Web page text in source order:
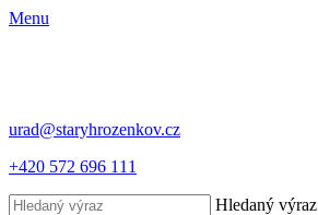
Menu
urad@staryhrozenkov.cz
+420 572 696 111
Hledaný výraz